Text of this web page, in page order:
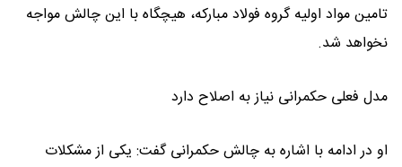
تامین مواد اولیه گروه فولاد مبارکه، هیچگاه با این چالش مواجه
نخواهد شد.
مدل فعلی حکمرانی نیاز به اصلاح دارد
او در ادامه با اشاره به چالش حکمرانی گفت: یکی از مشکلات